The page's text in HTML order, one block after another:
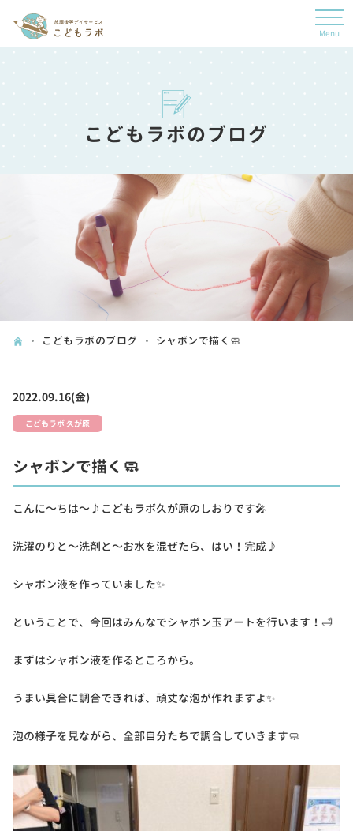
こどもラボのブログ
こどもラボのブログ シャボンで描く🧼
2022.09.16(金)
こどもラボ 久が原
シャボンで描く🧼
こんに～ちは～♪こどもラボ久が原のしおりです🎤
洗濯のりと～洗剤と～お水を混ぜたら、はい！完成♪
シャボン液を作っていました✨
ということで、今回はみんなでシャボン玉アートを行います！🛁
まずはシャボン液を作るところから。
うまい具合に調合できれば、頑丈な泡が作れますよ✨
泡の様子を見ながら、全部自分たちで調合していきます🧼